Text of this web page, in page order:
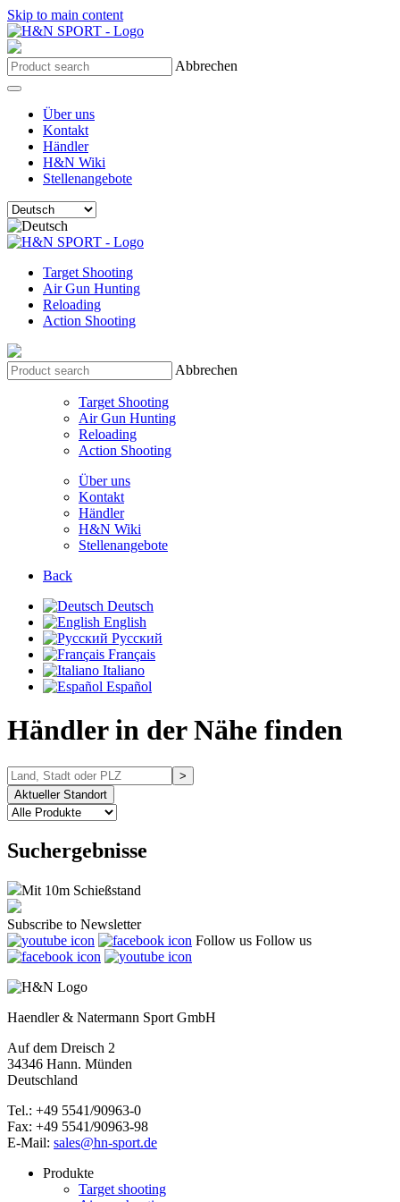
Skip to main content
Abbrechen
Über uns
Kontakt
Händler
H&N Wiki
Stellenangebote
Target Shooting
Air Gun Hunting
Reloading
Action Shooting
Abbrechen
Target Shooting
Air Gun Hunting
Reloading
Action Shooting
Über uns
Kontakt
Händler
H&N Wiki
Stellenangebote
Back
Deutsch
English
Русский
Français
Italiano
Español
Händler in der Nähe finden
Suchergebnisse
Mit 10m Schießstand
Subscribe to Newsletter
Follow us Follow us
Haendler & Natermann Sport GmbH
Auf dem Dreisch 2
34346 Hann. Münden
Deutschland
Tel.: +49 5541/90963-0
Fax: +49 5541/90963-98
E-Mail: sales@hn-sport.de
Produkte
Target shooting